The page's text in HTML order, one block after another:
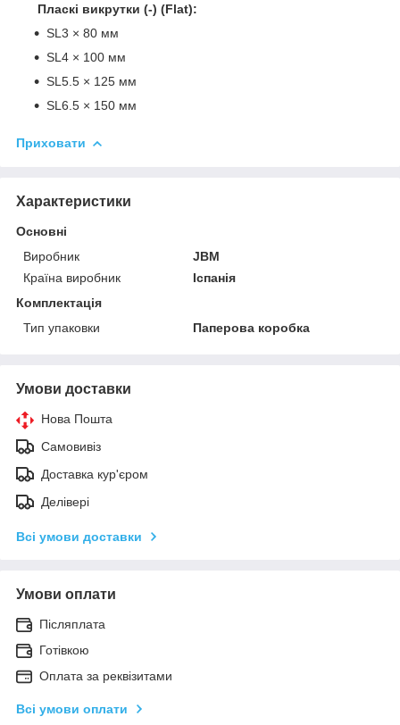
Пласкі викрутки (-) (Flat):
SL3 × 80 мм
SL4 × 100 мм
SL5.5 × 125 мм
SL6.5 × 150 мм
Приховати
Характеристики
Основні
Виробник
JBM
Країна виробник
Іспанія
Комплектація
Тип упаковки
Паперова коробка
Умови доставки
Нова Пошта
Самовивіз
Доставка кур'єром
Делівері
Всі умови доставки
Умови оплати
Післяплата
Готівкою
Оплата за реквізитами
Всі умови оплати